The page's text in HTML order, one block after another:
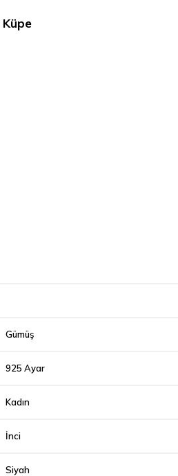
Gümüş
925 Ayar
Kadın
İnci
Siyah